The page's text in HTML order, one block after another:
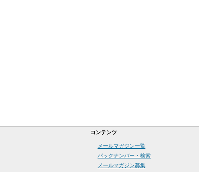
コンテンツ
メールマガジン一覧
バックナンバー・検索
メールマガジン募集